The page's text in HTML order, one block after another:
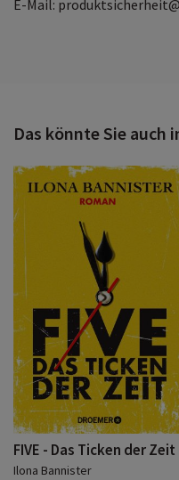
E-Mail:
Das könnte Sie auch
FIVE - Das Ticken der Zeit
Ilona Bannister